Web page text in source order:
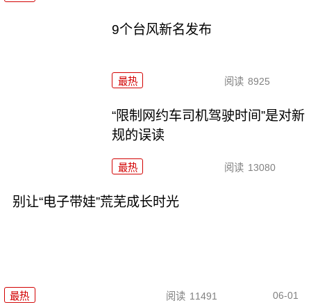
9个台风新名发布
最热 阅读 8925
“限制网约车司机驾驶时间”是对新
规的误读
最热 阅读 13080
别让“电子带娃”荒芜成长时光
最热 阅读 11491 06-01